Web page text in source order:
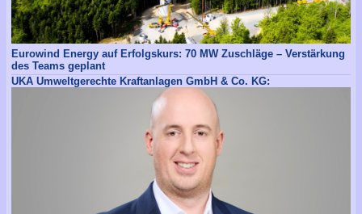
Eurowind Energy auf Erfolgskurs: 70 MW Zuschläge – Verstärkung
des Teams geplant
UKA Umweltgerechte Kraftanlagen GmbH & Co. KG: